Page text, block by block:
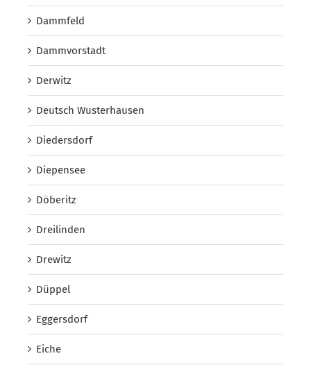
Dammfeld
Dammvorstadt
Derwitz
Deutsch Wusterhausen
Diedersdorf
Diepensee
Döberitz
Dreilinden
Drewitz
Düppel
Eggersdorf
Eiche